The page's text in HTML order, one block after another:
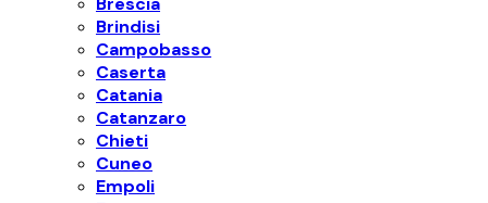
Brindisi
Campobasso
Caserta
Catania
Catanzaro
Chieti
Cuneo
Empoli